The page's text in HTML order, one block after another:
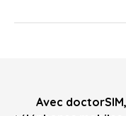
Avec